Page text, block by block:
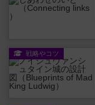
戦略やコツ